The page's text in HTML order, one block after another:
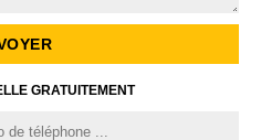
GRATUITEMENT